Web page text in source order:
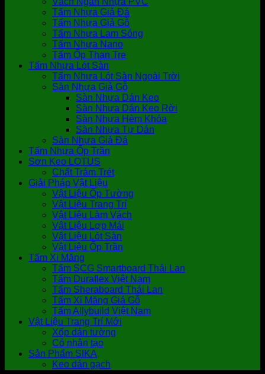
Tấm Nhựa Giả Đá
Tấm Nhựa Giả Gỗ
Tấm Nhựa Lam Sóng
Tấm Nhựa Nano
Tấm Ốp Than Tre
Tấm Nhựa Lót Sàn
Tấm Nhựa Lót Sàn Ngoài Trời
Sàn Nhựa Giả Gỗ
Sàn Nhựa Dán Keo
Sàn Nhựa Dán Keo Rời
Sàn Nhựa Hèm Khóa
Sàn Nhựa Tự Dán
Sàn Nhựa Giả Đá
Tấm Nhựa Ốp Trần
Sơn Keo LOTUS
Chất Trám Trét
Giải Pháp Vật Liệu
Vật Liệu Ốp Tường
Vật Liệu Trang Trí
Vật Liệu Làm Vách
Vật Liệu Lợp Mái
Vật Liệu Lót Sàn
Vật Liệu Ốp Trần
Tấm Xi Măng
Tấm SCG Smartboard Thái Lan
Tấm Duraflex Việt Nam
Tấm Sheraboard Thái Lan
Tấm Xi Măng Giả Gỗ
Tấm Allybuild Việt Nam
Vật Liệu Trang Trí Mới
Xốp dán tường
Cỏ nhân tạo
Sản Phẩm SIKA
Keo dán gạch